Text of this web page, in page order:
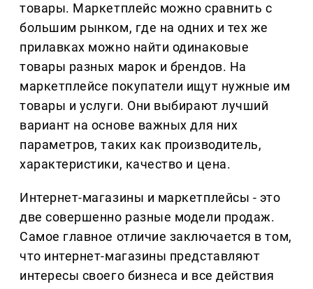
товары. Маркетплейс можно сравнить с
большим рынком, где на одних и тех же
прилавках можно найти одинаковые
товары разных марок и брендов. На
маркетплейсе покупатели ищут нужные им
товары и услуги. Они выбирают лучший
вариант на основе важных для них
параметров, таких как производитель,
характеристики, качество и цена.
Интернет-магазины и маркетплейсы - это
две совершенно разные модели продаж.
Самое главное отличие заключается в том,
что интернет-магазины представляют
интересы своего бизнеса и все действия